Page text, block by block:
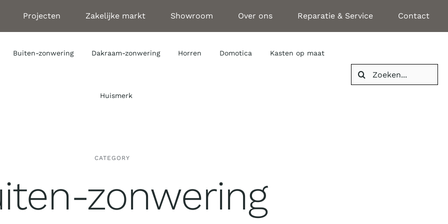
Projecten Zakelijke markt Showroom Over ons Reparatie & Service Contact
Buiten-zonwering Dakraam-zonwering Horren Domotica Kasten op maat
Huismerk
Search
for:
CATEGORY
zonwering